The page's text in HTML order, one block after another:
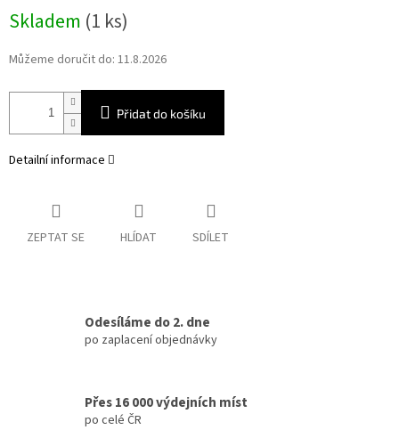
cena:
Skladem (1 ks)
Můžeme doručit do: 11.8.2026
Přidat do košíku
Detailní informace
ZEPTAT SE HLÍDAT SDÍLET
Odesíláme do 2. dne
po zaplacení objednávky
Přes 16 000 výdejních míst
po celé ČR